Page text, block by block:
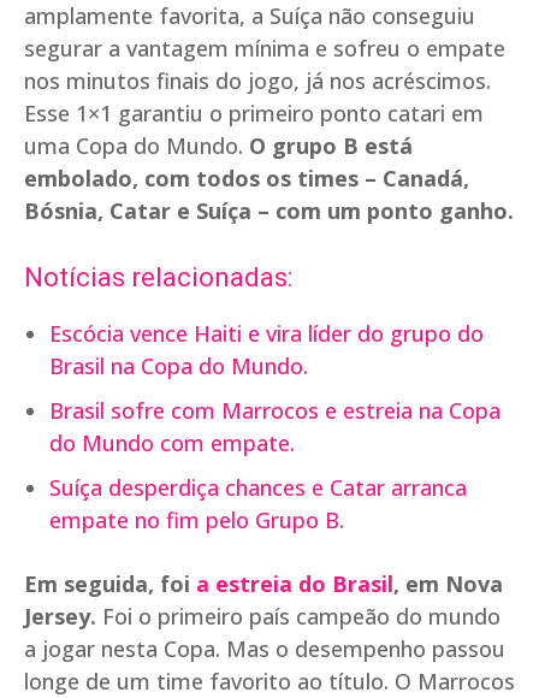
amplamente favorita, a Suíça não conseguiu
segurar a vantagem mínima e sofreu o empate
nos minutos finais do jogo, já nos acréscimos.
Esse 1×1 garantiu o primeiro ponto catari em
uma Copa do Mundo. O grupo B está
embolado, com todos os times – Canadá,
Bósnia, Catar e Suíça – com um ponto ganho.
Notícias relacionadas:
Escócia vence Haiti e vira líder do grupo do
Brasil na Copa do Mundo.
Brasil sofre com Marrocos e estreia na Copa
do Mundo com empate.
Suíça desperdiça chances e Catar arranca
empate no fim pelo Grupo B.
Em seguida, foi a estreia do Brasil, em Nova
Jersey. Foi o primeiro país campeão do mundo
a jogar nesta Copa. Mas o desempenho passou
longe de um time favorito ao título. O Marrocos